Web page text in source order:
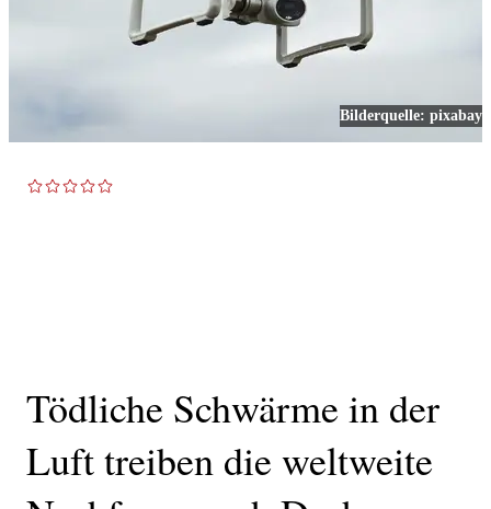
Bilderquelle: pixabay
Tödliche Schwärme in der
Luft treiben die weltweite